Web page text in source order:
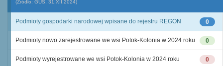
(Źródło: GUS, 31.XII.2024)
0
Podmioty gospodarki narodowej wpisane do rejestru REGON
0
Podmioty nowo zarejestrowane we wsi Potok-Kolonia w 2024 roku
0
Podmioty wyrejestrowane we wsi Potok-Kolonia w 2024 roku